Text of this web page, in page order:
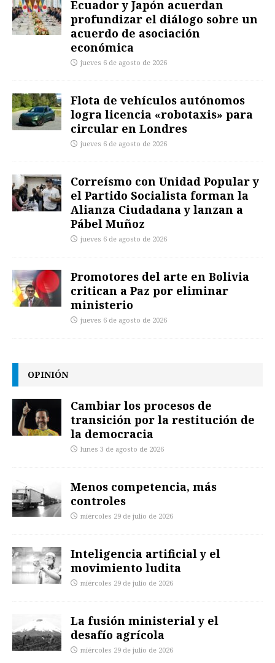
Ecuador y Japón acuerdan
profundizar el diálogo sobre un
acuerdo de asociación
económica
jueves 6 de agosto de 2026
Flota de vehículos autónomos
logra licencia «robotaxis» para
circular en Londres
jueves 6 de agosto de 2026
Correísmo con Unidad Popular y
el Partido Socialista forman la
Alianza Ciudadana y lanzan a
Pábel Muñoz
jueves 6 de agosto de 2026
Promotores del arte en Bolivia
critican a Paz por eliminar
ministerio
jueves 6 de agosto de 2026
OPINIÓN
Cambiar los procesos de
transición por la restitución de
la democracia
lunes 3 de agosto de 2026
Menos competencia, más
controles
miércoles 29 de julio de 2026
Inteligencia artificial y el
movimiento ludita
miércoles 29 de julio de 2026
La fusión ministerial y el
desafío agrícola
miércoles 29 de julio de 2026